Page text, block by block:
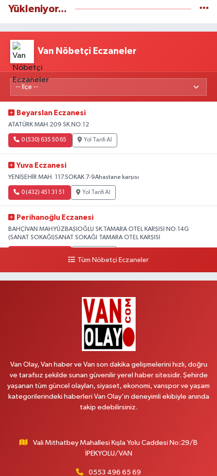
Yükleniyor...
Van Nöbetçi Eczaneler
Beyarslan Eczanesi
ATATÜRK MAH.209 SK.NO:12
0 (530) 635 50 65 Yol Tarifi Al
Yuva Eczanesi
YENİŞEHİR MAH. 117.SOKAK 7-9Ahastane karşısı
0 (432) 451 31 51 Yol Tarifi Al
Perihanoğlu Eczanesi
BAHÇİVAN MAH.YÜZBAŞIOĞLU SK.TAMARA OTEL KARŞISI NO:14G
(SANAT SOKAĞI)SANAT SOKAĞI TAMARA OTEL KARŞISI
Yol Tarifi Al
BEYAZIT MAH.ZEYLAN CADDESİ OKYANUS GİYİM YANI NO:1
Afşar Eczanesi
Kazım Karabekir cad.Eski Araştırma Hastanesi karşısı (kent park karşısı )
Gürpınar Eczanesi
Akpınar Mah. Milli Egemenlik Cad.No:7 A
Yol Tarifi Al
Tüm Nöbetçi Eczaneler
Van Olay, Van haber ve Van son dakika gelişmelerini hızlı, doğru
ve tarafsız şekilde sunan güvenilir yerel haber sitesidir. Şehirde
yaşanan tüm güncel olayları, siyaset, ekonomi, vanspor ve yaşam
kategorilerindeki haberleri Van Olay’ın deneyimli ekibiyle anında
takip edebilirsiniz.
Vali Mithatbey Mahallesi Kışla Yolu Caddesi No:29/B
İPEKYOLU/VAN
0553 496 65 69